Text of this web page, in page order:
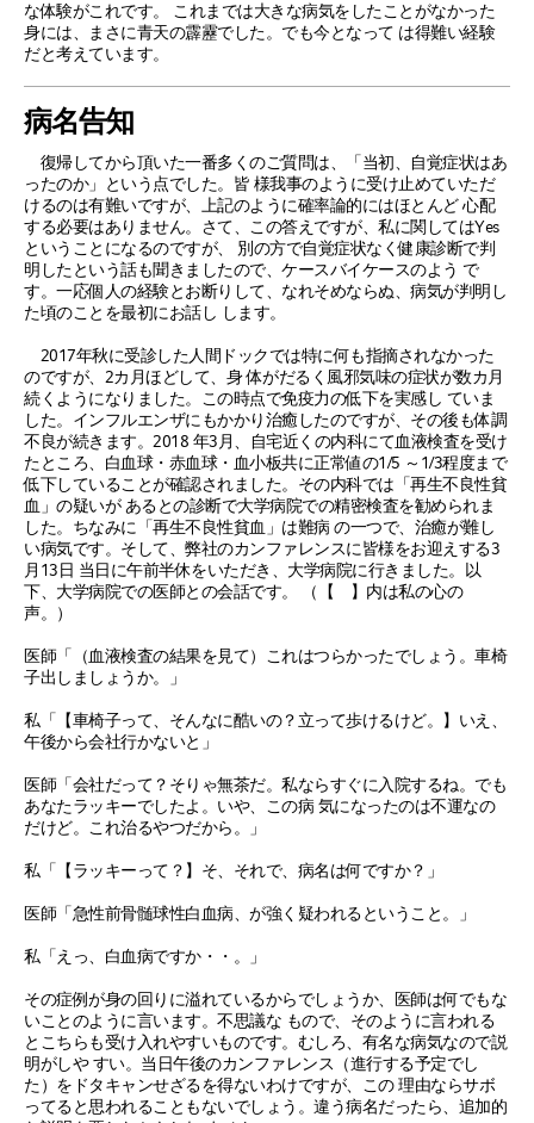
な体験がこれです。 これまでは大きな病気をしたことがなかった
身には、まさに青天の霹靂でした。でも今となって は得難い経験
だと考えています。
病名告知
復帰してから頂いた一番多くのご質問は、「当初、自覚症状はあ
ったのか」という点でした。皆 様我事のように受け止めていただ
けるのは有難いですが、上記のように確率論的にはほとんど 心配
する必要はありません。さて、この答えですが、私に関してはYes
ということになるのですが、 別の方で自覚症状なく健康診断で判
明したという話も聞きましたので、ケースバイケースのよう で
す。一応個人の経験とお断りして、なれそめならぬ、病気が判明し
た頃のことを最初にお話し します。
2017年秋に受診した人間ドックでは特に何も指摘されなかった
のですが、2カ月ほどして、身 体がだるく風邪気味の症状が数カ月
続くようになりました。この時点で免疫力の低下を実感し ていま
した。インフルエンザにもかかり治癒したのですが、その後も体調
不良が続きます。2018 年3月、自宅近くの内科にて血液検査を受け
たところ、白血球・赤血球・血小板共に正常値の1/5 ～1/3程度まで
低下していることが確認されました。その内科では「再生不良性貧
血」の疑いが あるとの診断で大学病院での精密検査を勧められま
した。ちなみに「再生不良性貧血」は難病 の一つで、治癒が難し
い病気です。そして、弊社のカンファレンスに皆様をお迎えする3
月13日 当日に午前半休をいただき、大学病院に行きました。以
下、大学病院での医師との会話です。 （【 】内は私の心の
声。）
医師「（血液検査の結果を見て）これはつらかったでしょう。車椅
子出しましょうか。」
私「【車椅子って、そんなに酷いの？立って歩けるけど。】いえ、
午後から会社行かないと」
医師「会社だって？そりゃ無茶だ。私ならすぐに入院するね。でも
あなたラッキーでしたよ。いや、この病 気になったのは不運なの
だけど。これ治るやつだから。」
私「【ラッキーって？】そ、それで、病名は何ですか？」
医師「急性前骨髄球性白血病、が強く疑われるということ。」
私「えっ、白血病ですか・・。」
その症例が身の回りに溢れているからでしょうか、医師は何でもな
いことのように言います。不思議な もので、そのように言われる
とこちらも受け入れやすいものです。むしろ、有名な病気なので説
明がしや すい。当日午後のカンファレンス（進行する予定でし
た）をドタキャンせざるを得ないわけですが、この 理由ならサボ
ってると思われることもないでしょう。違う病名だったら、追加的